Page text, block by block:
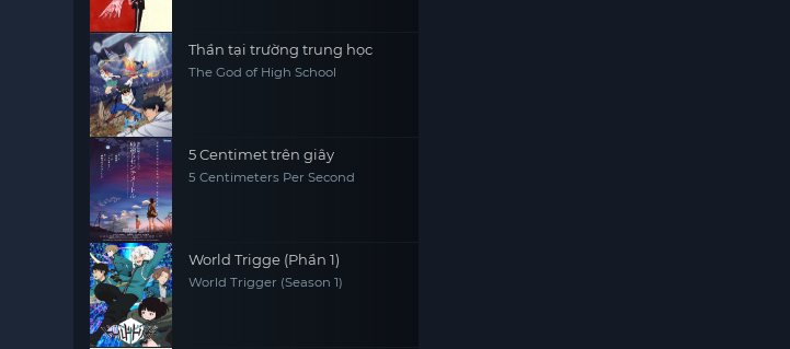
Thần tại trường trung học
The God of High School
5 Centimet trên giây
5 Centimeters Per Second
World Trigge (Phần 1)
World Trigger (Season 1)